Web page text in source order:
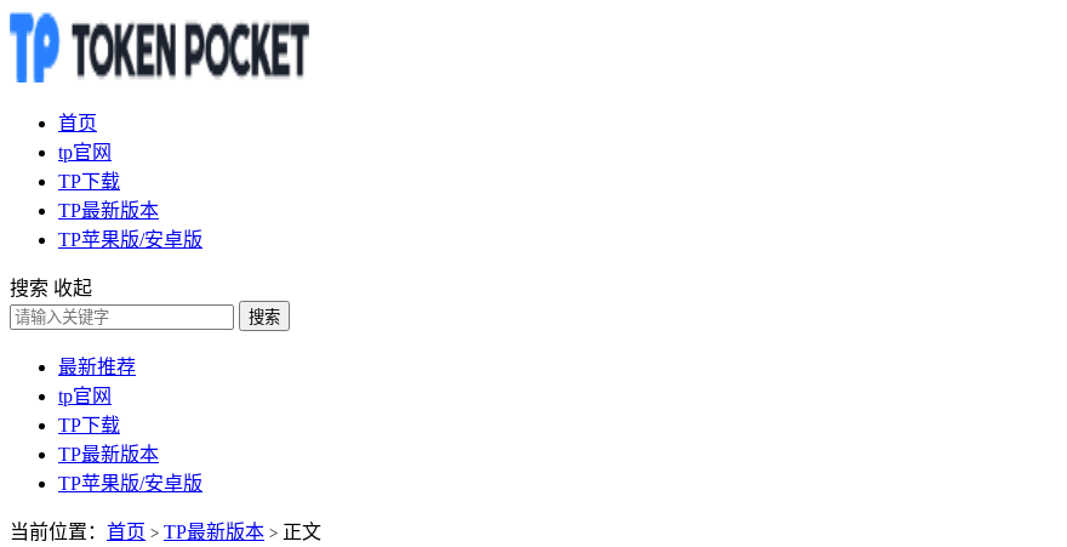
首页
tp官网
TP下载
TP最新版本
TP苹果版/安卓版
搜索 收起
搜索
最新推荐
tp官网
TP下载
TP最新版本
TP苹果版/安卓版
当前位置： 首页 > TP最新版本 > 正文